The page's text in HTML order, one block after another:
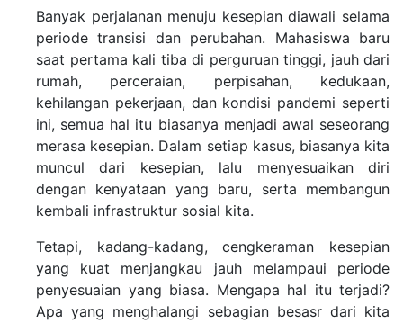
Banyak perjalanan menuju kesepian diawali selama
periode transisi dan perubahan. Mahasiswa baru
saat pertama kali tiba di perguruan tinggi, jauh dari
rumah, perceraian, perpisahan, kedukaan,
kehilangan pekerjaan, dan kondisi pandemi seperti
ini, semua hal itu biasanya menjadi awal seseorang
merasa kesepian. Dalam setiap kasus, biasanya kita
muncul dari kesepian, lalu menyesuaikan diri
dengan kenyataan yang baru, serta membangun
kembali infrastruktur sosial kita.
Tetapi, kadang-kadang, cengkeraman kesepian
yang kuat menjangkau jauh melampaui periode
penyesuaian yang biasa. Mengapa hal itu terjadi?
Apa yang menghalangi sebagian besasr dari kita